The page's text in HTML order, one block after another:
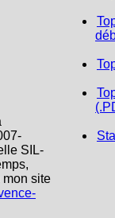
SIL-
mon site